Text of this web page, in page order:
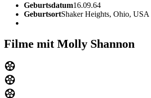
Geburtsdatum16.09.64
GeburtsortShaker Heights, Ohio, USA
Filme mit Molly Shannon